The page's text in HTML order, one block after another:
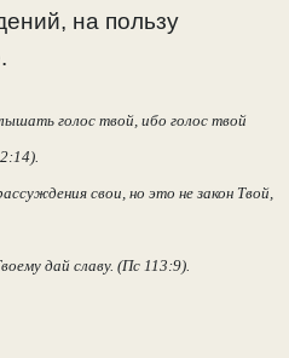
на пользу
голос твой, ибо голос твой
свои, но это не закон Твой,
дай славу. (Пс 113:9).